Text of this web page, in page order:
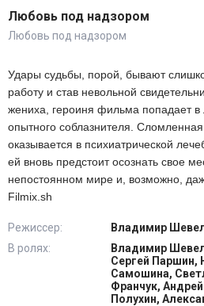
Любовь под надзором
Любовь под надзором
Удары судьбы, порой, бывают
работу и став невольной
жениха, героиня фильма попадает в
опытного соблазнителя.
оказывается в психиатрической
ей вновь предстоит осознать свое
непостоянном мире и, возможно,
Filmix.sh
Режиссер:
Владимир
В ролях:
Владимир
Сергей Паршин,
Самошина,
Франчук,
Полухин,